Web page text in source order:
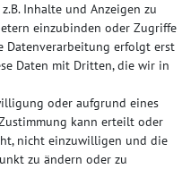
z.B. Inhalte und Anzeigen zu
einzubinden oder Zugriffe
Datenverarbeitung erfolgt erst
Daten mit Dritten, die wir in
oder aufgrund eines
kann erteilt oder
nicht einzuwilligen und die
zu ändern oder zu
Impressum